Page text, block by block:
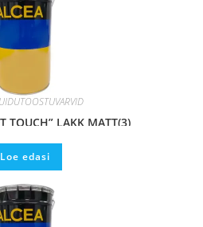
TOUCH” LAKK MATT(3)
Loe edasi